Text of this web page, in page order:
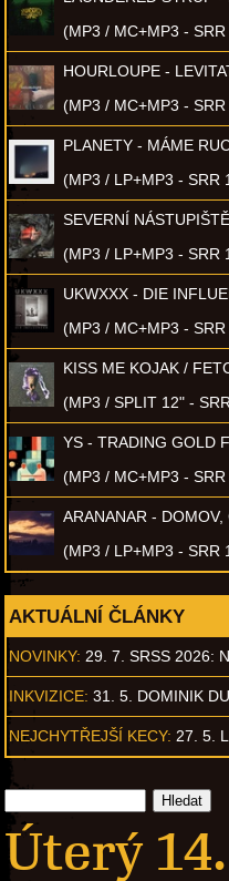
(MP3 / MC+MP3 -
HOURLOUPE -
(MP3 / MC+MP3 - SRR
PLANETY - MÁME
(MP3 / LP+MP3 - SRR
SEVERNÍ
(MP3 / LP+MP3 - SRR
UKWXXX - DIE
(MP3 / MC+MP3 - SRR
KISS ME KOJAK /
(MP3 / SPLIT 12" -
YS - TRADING GOLD
(MP3 / MC+MP3 - SRR
ARANANAR - DOMOV,
(MP3 / LP+MP3 - SRR
AKTUÁLNÍ ČLÁNKY
NOVINKY: 29. 7. SRSS 2026:
INKVIZICE: 31. 5. DOMINIK
NEJCHYTŘEJŠÍ KECY: 27. 5.
Úterý